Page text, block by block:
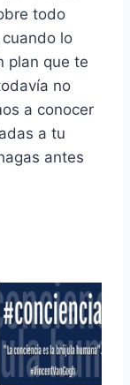
todo
lo
plan que te
no
a conocer
a tu
antes